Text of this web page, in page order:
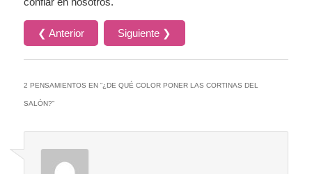
❮ Anterior Siguiente ❯
2 PENSAMIENTOS EN “¿DE QUÉ COLOR PONER LAS CORTINAS DEL
SALÓN?”